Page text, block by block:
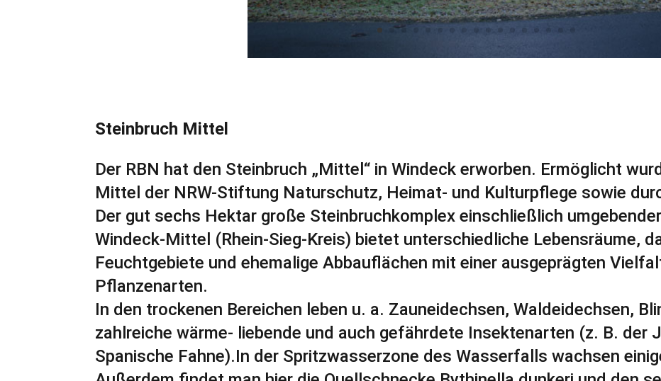
Steinbruch Mittel
Der RBN hat den Steinbruch „Mittel“ in Windeck erworben. Ermöglicht
Mittel der NRW-Stiftung Naturschutz, Heimat- und Kulturpflege sowie
Der gut sechs Hektar große Steinbruchkomplex einschließlich
Windeck-Mittel (Rhein-Sieg-Kreis) bietet unterschiedliche Lebensräume,
Feuchtgebiete und ehemalige Abbauflächen mit einer ausgeprägten
Pflanzenarten.
In den trockenen Bereichen leben u. a. Zauneidechsen, Waldeidechsen,
zahlreiche wärme- liebende und auch gefährdete Insektenarten (z. B. der
Spanische Fahne).In der Spritzwasserzone des Wasserfalls wachsen